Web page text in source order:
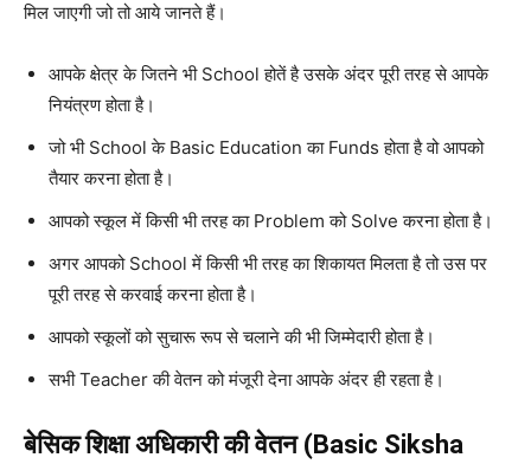
मिल जाएगी जो तो आये जानते हैं।
आपके क्षेत्र के जितने भी School होतें है उसके अंदर पूरी तरह से आपके
नियंत्रण होता है।
जो भी School के Basic Education का Funds होता है वो आपको
तैयार करना होता है।
आपको स्कूल में किसी भी तरह का Problem को Solve करना होता है।
अगर आपको School में किसी भी तरह का शिकायत मिलता है तो उस पर
पूरी तरह से करवाई करना होता है।
आपको स्कूलों को सुचारू रूप से चलाने की भी जिम्मेदारी होता है।
सभी Teacher की वेतन को मंजूरी देना आपके अंदर ही रहता है।
बेसिक शिक्षा अधिकारी की वेतन (Basic Siksha